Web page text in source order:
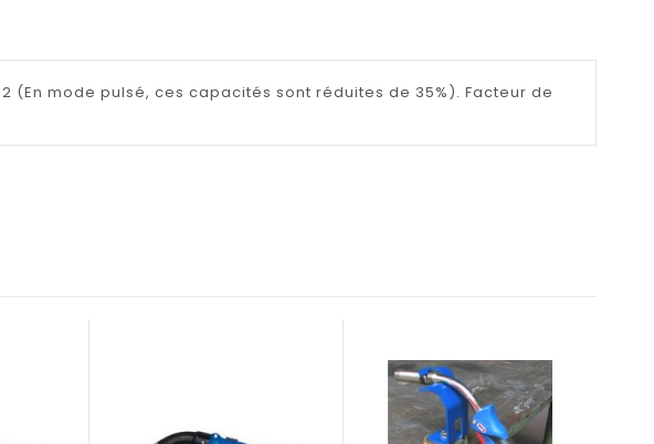
(En mode pulsé, ces capacités sont réduites de 35%). Facteur de